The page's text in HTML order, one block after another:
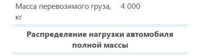
Масса перевозимого груза,
кг
4 000
Распределение нагрузки автомобиля
полной массы